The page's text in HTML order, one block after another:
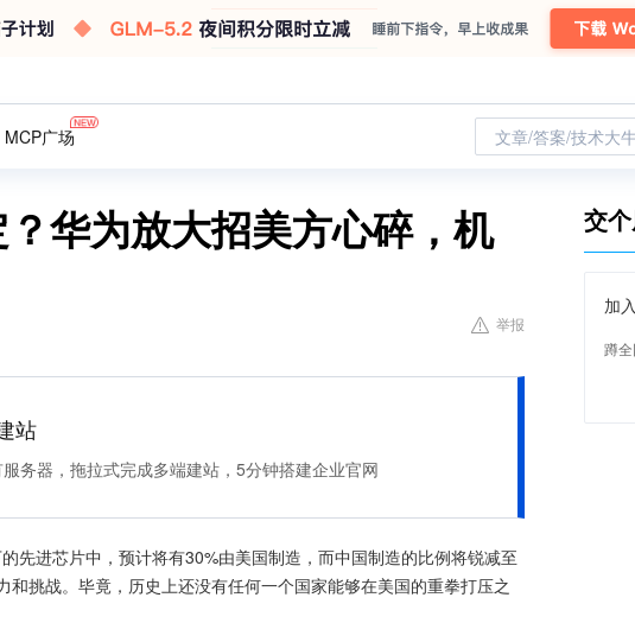
MCP广场 文章/答案/技术大牛
华为放大招美方心碎，机
举报
站
务器，拖拉式完成多端建站，5分钟搭建企业官网
先进芯片中，预计将有30%由美国制造，而中国制造的比例将锐减至
挑战。毕竟，历史上还没有任何一个国家能够在美国的重拳打压之
交
加
蹲